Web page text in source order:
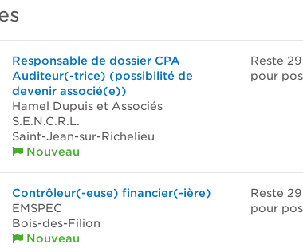
Responsable de dossier CPA
Auditeur(-trice) (possibilité de
devenir associé(e))
Hamel Dupuis et Associés
S.E.N.C.R.L.
Saint-Jean-sur-Richelieu
Nouveau
Reste 29
pour
Contrôleur(-euse) financier(-ière)
EMSPEC
Bois-des-Filion
Nouveau
Reste 29
pour